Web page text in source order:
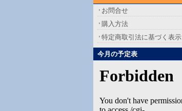
お問合せ
購入方法
特定商取引法に基づく表示
今月の予定表